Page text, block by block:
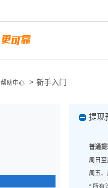
帮助中心 > 新手入门
提现
普通
周日
周五
* 所有